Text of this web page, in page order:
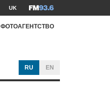
UK
ФОТОАГЕНТСТВО
RU EN